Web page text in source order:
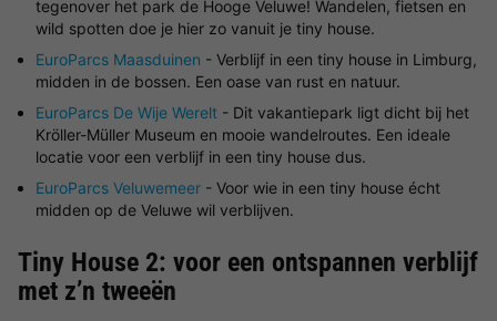
tegenover het park de Hooge Veluwe! Wandelen, fietsen en
wild spotten doe je hier zo vanuit je tiny house.
EuroParcs Maasduinen - Verblijf in een tiny house in Limburg,
midden in de bossen. Een oase van rust en natuur.
EuroParcs De Wije Werelt - Dit vakantiepark ligt dicht bij het
Kröller-Müller Museum en mooie wandelroutes. Een ideale
locatie voor een verblijf in een tiny house dus.
EuroParcs Veluwemeer - Voor wie in een tiny house écht
midden op de Veluwe wil verblijven.
Tiny House 2: voor een ontspannen verblijf
met z’n tweeën